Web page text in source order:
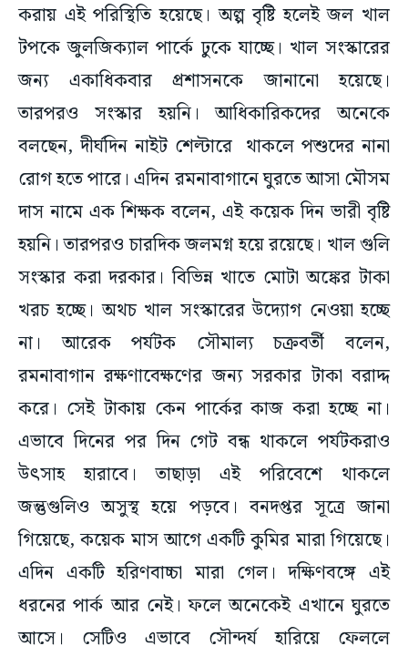
করায় এই পরিস্থিতি হয়েছে। অল্প বৃষ্টি হলেই জল খাল
টপকে জুলজিক্যাল পার্কে ঢুকে যাচ্ছে। খাল সংস্কারের
জন্য একাধিকবার প্রশাসনকে জানানো হয়েছে।
তারপরও সংস্কার হয়নি। আধিকারিকদের অনেকে
বলছেন, দীর্ঘদিন নাইট শেল্টারে থাকলে পশুদের নানা
রোগ হতে পারে। এদিন রমনাবাগানে ঘুরতে আসা মৌসম
দাস নামে এক শিক্ষক বলেন, এই কয়েক দিন ভারী বৃষ্টি
হয়নি। তারপরও চারদিক জলমগ্ন হয়ে রয়েছে। খাল গুলি
সংস্কার করা দরকার। বিভিন্ন খাতে মোটা অঙ্কের টাকা
খরচ হচ্ছে। অথচ খাল সংস্কারের উদ্যোগ নেওয়া হচ্ছে
না। আরেক পর্যটক সৌমাল্য চক্রবর্তী বলেন,
রমনাবাগান রক্ষণাবেক্ষণের জন্য সরকার টাকা বরাদ্দ
করে। সেই টাকায় কেন পার্কের কাজ করা হচ্ছে না।
এভাবে দিনের পর দিন গেট বন্ধ থাকলে পর্যটকরাও
উৎসাহ হারাবে। তাছাড়া এই পরিবেশে থাকলে
জন্তুগুলিও অসুস্থ হয়ে পড়বে। বনদপ্তর সূত্রে জানা
গিয়েছে, কয়েক মাস আগে একটি কুমির মারা গিয়েছে।
এদিন একটি হরিণবাচ্চা মারা গেল। দক্ষিণবঙ্গে এই
ধরনের পার্ক আর নেই। ফলে অনেকেই এখানে ঘুরতে
আসে। সেটিও এভাবে সৌন্দর্য হারিয়ে ফেললে